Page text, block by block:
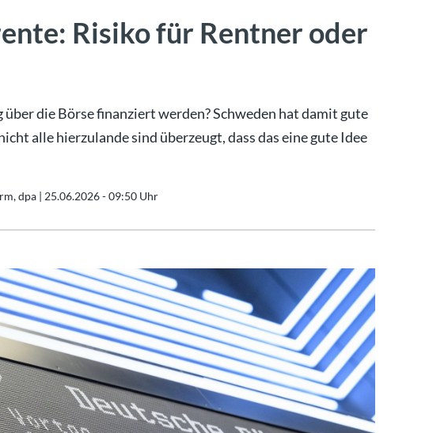
Risiko für Rentner oder
die Börse finanziert werden? Schweden hat damit gute
alle hierzulande sind überzeugt, dass das eine gute Idee
dpa | 25.06.2026 - 09:50 Uhr